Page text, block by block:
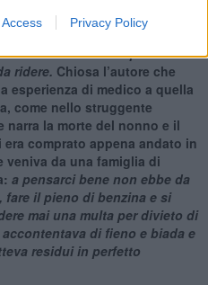
Privacy Policy
due zii che si sono rotti tutti e
hanno almeno questo di
ridere. Chiosa l’autore che
esperienza di medico a quella
come nello struggente
narra la morte del nonno e il
comprato appena andato in
veniva da una famiglia di
apensarci bene non ebbe da
fare il pieno di benzina e si
mai una multa per divieto di
di fieno e biada e
residui in perfetto